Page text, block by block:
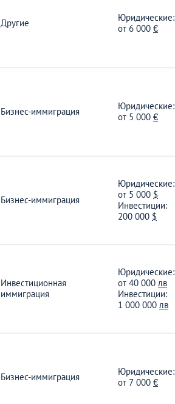
Другие
Юридические:
от 6 000 €
Бизнес-иммиграция
Юридические:
от 5 000 €
Бизнес-иммиграция
Юридические:
от 5 000 $
Инвестиции:
200 000 $
Инвестиционная
иммиграция
Юридические:
от 40 000 лв
Инвестиции:
1 000 000 лв
Бизнес-иммиграция
Юридические:
от 7 000 €
Всерьез и